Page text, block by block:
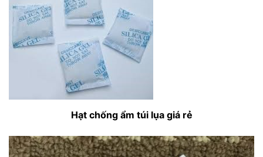
Hạt chống ẩm túi lụa giá rẻ